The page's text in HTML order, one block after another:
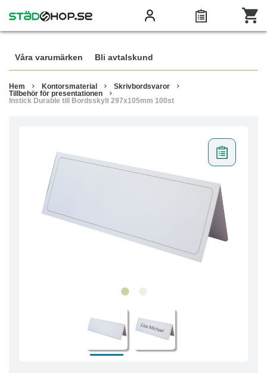
Våra varumärken Bli avtalskund
Hem Kontorsmaterial
Skrivbordsvaror
Tillbehör för presentationen
Instick Durable till Bordsskylt 297x105mm 100st